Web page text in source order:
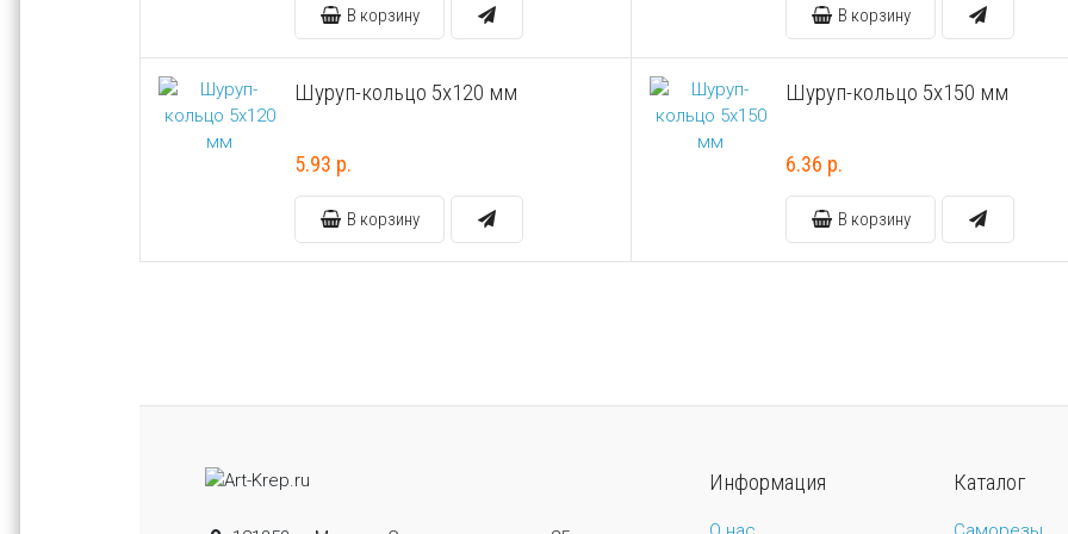
В корзину В корзину
Шуруп-кольцо 5х120 мм
5.93 р.
В корзину
Шуруп-кольцо 5х150 мм
6.36 р.
В корзину
Информация Каталог